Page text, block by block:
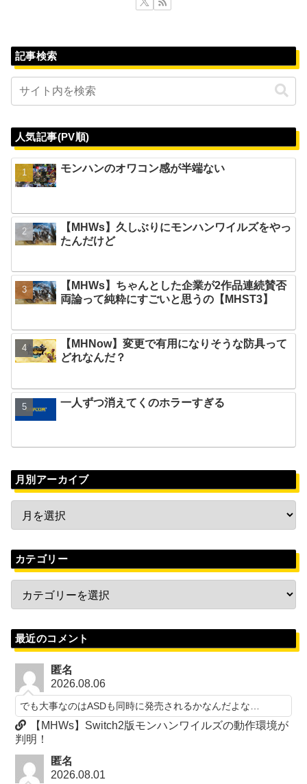
記事検索
人気記事(PV順)
モンハンのオワコン感が半端ない
【MHWs】久しぶりにモンハンワイルズをやっ
たんだけど
【MHWs】ちゃんとした企業が2作品連続賛否
両論って純粋にすごいと思うの【MHST3】
【MHNow】変更で有用になりそうな防具って
どれなんだ？
一人ずつ消えてくのホラーすぎる
月別アーカイブ
カテゴリー
最近のコメント
匿名
2026.08.06
でも大事なのはASDも同時に発売されるかなんだよな…
【MHWs】Switch2版モンハンワイルズの動作環境が
判明！
匿名
2026.08.01